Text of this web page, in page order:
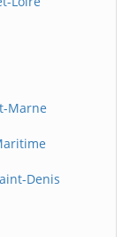
Marne
Denis